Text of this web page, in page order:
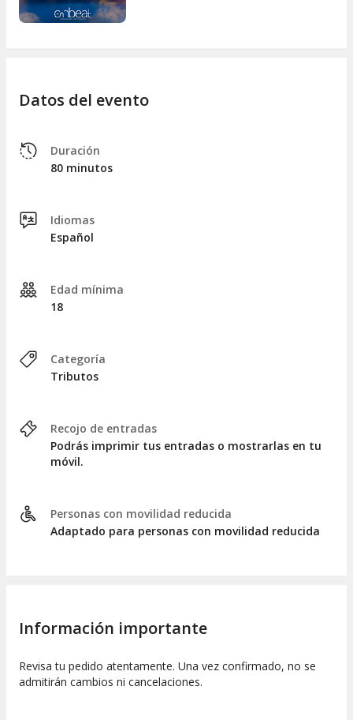
Datos del evento
Duración
80 minutos
Idiomas
Español
Edad mínima
18
Categoría
Tributos
Recojo de entradas
Podrás imprimir tus entradas o mostrarlas en tu
móvil.
Personas con movilidad reducida
Adaptado para personas con movilidad reducida
Información importante
Revisa tu pedido atentamente. Una vez confirmado, no se
admitirán cambios ni cancelaciones.